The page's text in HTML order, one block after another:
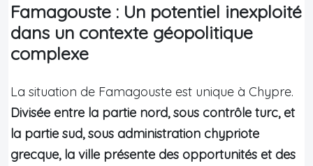
Famagouste : Un potentiel inexploité
dans un contexte géopolitique
complexe
La situation de Famagouste est unique à Chypre.
Divisée entre la partie nord, sous contrôle turc, et
la partie sud, sous administration chypriote
grecque, la ville présente des opportunités et des